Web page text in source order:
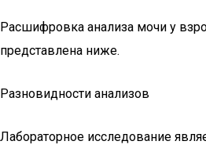
Расшифровка анализа мочи у
представлена ниже.
Разновидности анализов
Лабораторное исследование